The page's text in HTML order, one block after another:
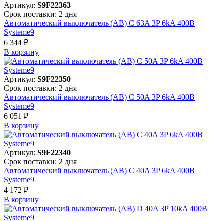
Артикул: S9F22363
Срок поставки: 2 дня
Автоматический выключатель (АВ) C 63A 3P 6kA 400В
Systeme9
6 344 ₽
В корзинy
Артикул: S9F22350
Срок поставки: 2 дня
Автоматический выключатель (АВ) C 50A 3P 6kA 400В
Systeme9
6 051 ₽
В корзинy
Артикул: S9F22340
Срок поставки: 2 дня
Автоматический выключатель (АВ) C 40A 3P 6kA 400В
Systeme9
4 172 ₽
В корзинy